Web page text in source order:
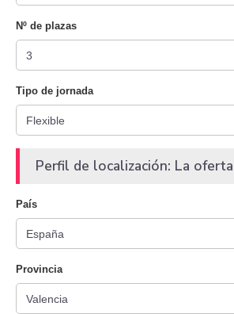
Nº de plazas
Tipo de jornada
Perfil de localización: La oferta
País
Provincia